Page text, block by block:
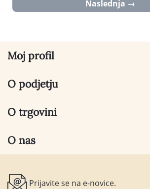
Naslednja
Moj profil
O podjetju
O trgovini
O nas
Prijavite se na e-novice.